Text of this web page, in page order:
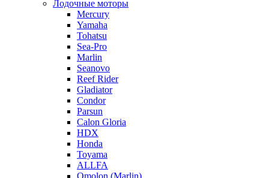
Лодочные моторы
Mercury
Yamaha
Tohatsu
Sea-Pro
Marlin
Seanovo
Reef Rider
Gladiator
Condor
Parsun
Calon Gloria
HDX
Honda
Toyama
ALLFA
Omolon (Marlin)